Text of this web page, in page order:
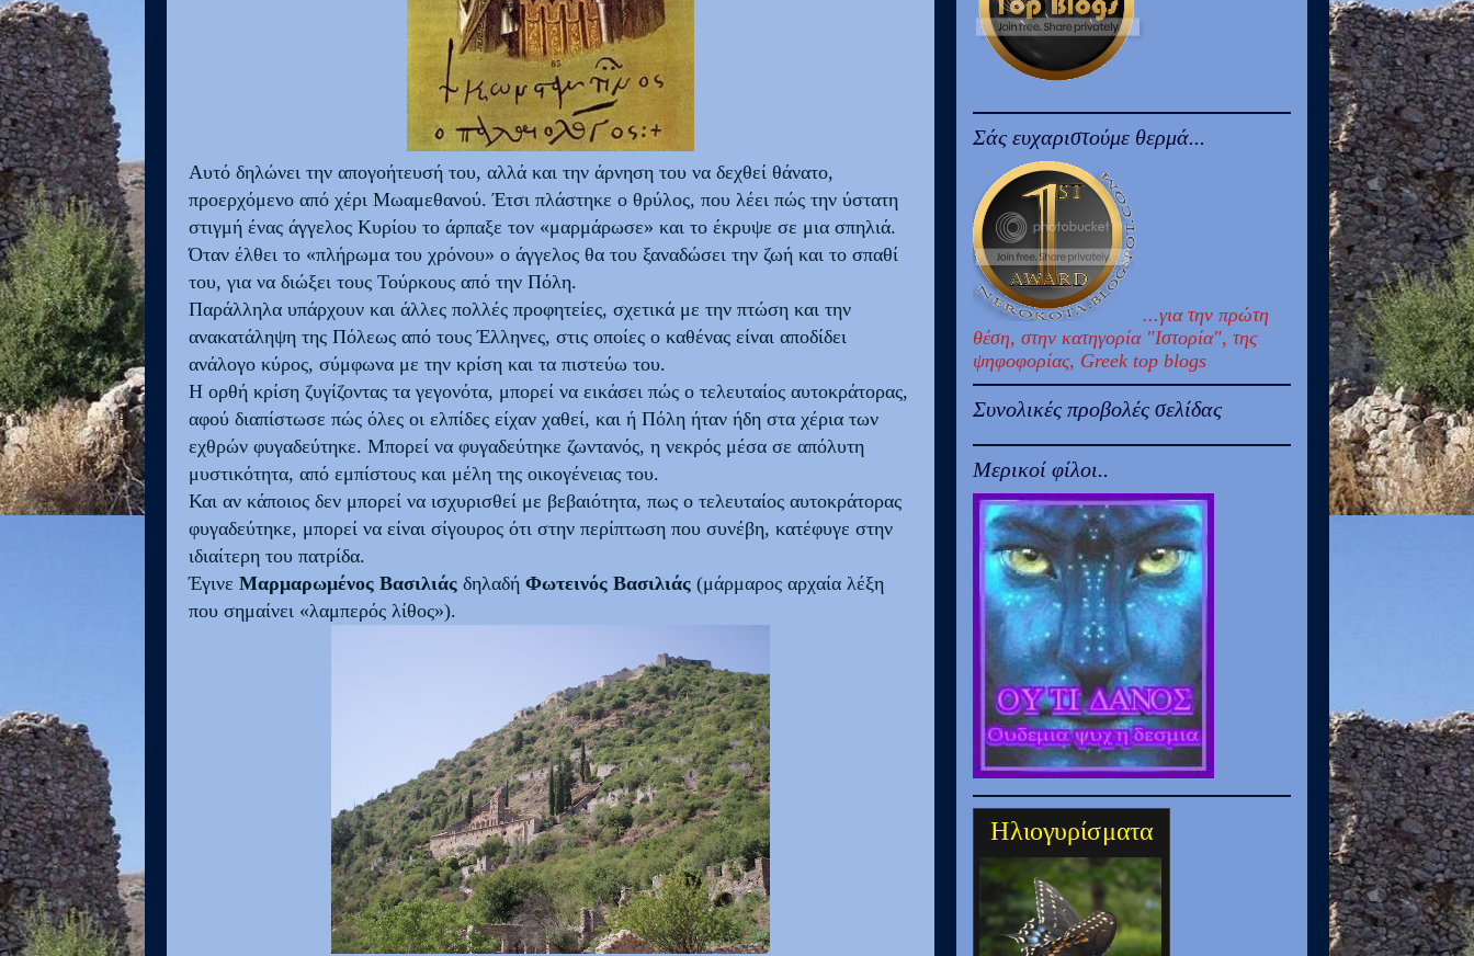
Αυτό δηλώνει την απογοήτευσή του, αλλά και την άρνηση του να δεχθεί θάνατο,
προερχόμενο από χέρι Μωαμεθανού. Έτσι πλάστηκε ο θρύλος, που λέει πώς την ύστατη
στιγμή ένας άγγελος Κυρίου το άρπαξε τον «μαρμάρωσε» και το έκρυψε σε μια σπηλιά.
Όταν έλθει το «πλήρωμα του χρόνου» ο άγγελος θα του ξαναδώσει την ζωή και το σπαθί
του, για να διώξει τους Τούρκους από την Πόλη.
Παράλληλα υπάρχουν και άλλες πολλές προφητείες, σχετικά με την πτώση και την
ανακατάληψη της Πόλεως από τους Έλληνες, στις οποίες ο καθένας είναι αποδίδει
ανάλογο κύρος, σύμφωνα με την κρίση και τα πιστεύω του.
Η ορθή κρίση ζυγίζοντας τα γεγονότα, μπορεί να εικάσει πώς ο τελευταίος αυτοκράτορας,
αφού διαπίστωσε πώς όλες οι ελπίδες είχαν χαθεί, και ή Πόλη ήταν ήδη στα χέρια των
εχθρών φυγαδεύτηκε. Μπορεί να φυγαδεύτηκε ζωντανός, η νεκρός μέσα σε απόλυτη
μυστικότητα, από εμπίστους και μέλη της οικογένειας του.
Και αν κάποιος δεν μπορεί να ισχυρισθεί με βεβαιότητα, πως ο τελευταίος αυτοκράτορας
φυγαδεύτηκε, μπορεί να είναι σίγουρος ότι στην περίπτωση που συνέβη, κατέφυγε στην
ιδιαίτερη του πατρίδα.
Έγινε Μαρμαρωμένος Βασιλιάς δηλαδή Φωτεινός Βασιλιάς (μάρμαρος αρχαία λέξη
που σημαίνει «λαμπερός λίθος»).
Σάς ευχαριστούμε θερμά...
...για την πρώτη
θέση, στην κατηγορία "Ιστορία", της
ψηφοφορίας, Greek top blogs
Συνολικές προβολές σελίδας
Μερικοί φίλοι..